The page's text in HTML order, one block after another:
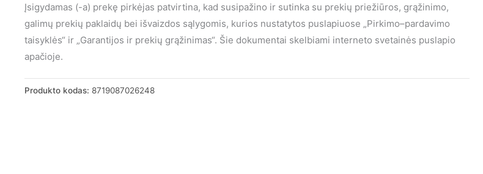
Kavos/
šoninis
staliukas
Ron
Įsigydamas (-a) prekę pirkėjas patvirtina, kad susipažino ir sutinka su prekių priežiūros, grąžinimo,
galimų prekių paklaidų bei išvaizdos sąlygomis, kurios nustatytos puslapiuose „Pirkimo–pardavimo
taisyklės“ ir „Garantijos ir prekių grąžinimas“. Šie dokumentai skelbiami interneto svetainės puslapio
apačioje.
Produkto kodas: 8719087026248